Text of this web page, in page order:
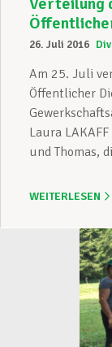
26. Juli 2016
Am 25. Juli
Öffentlicher
Laura
und Thomas,
WEITERLESEN